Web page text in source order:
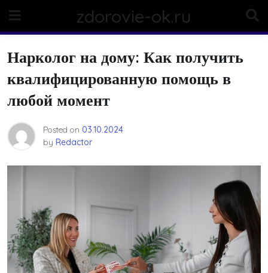
content
zdorovie-ok.ru
Нарколог на дому: Как получить
квалифицированную помощь в
любой момент
Posted on 03.10.2024
by Redactor